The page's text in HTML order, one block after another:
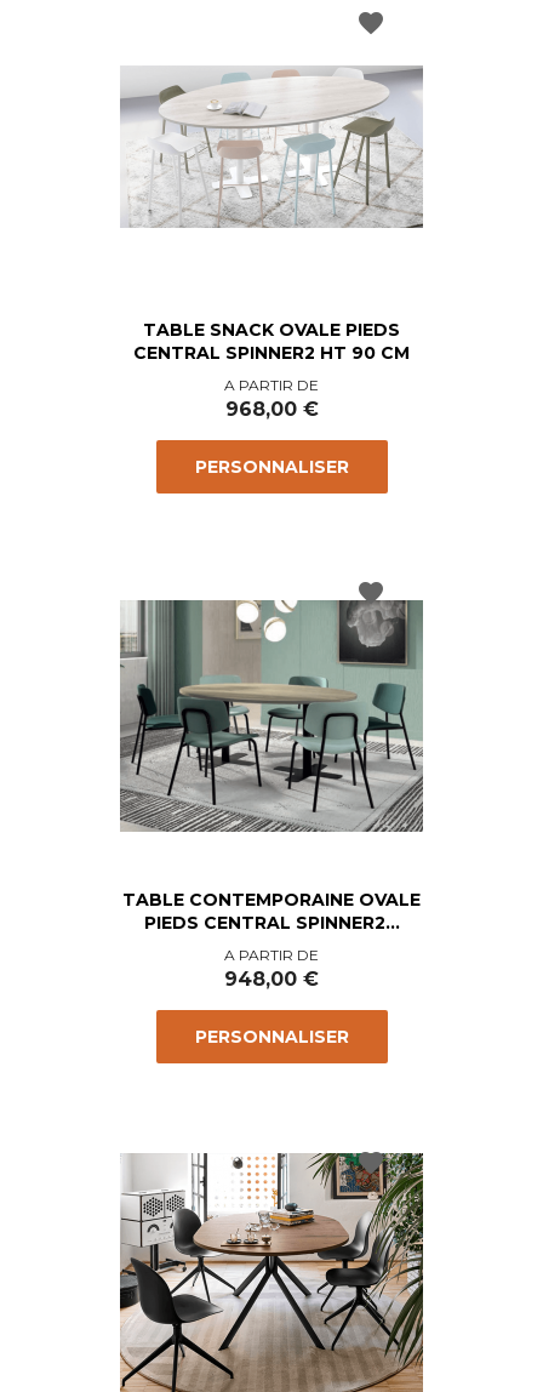
TABLE SNACK OVALE PIEDS
CENTRAL SPINNER2 HT 90 CM
Prix
A PARTIR DE
968,00 €
PERSONNALISER
favorite
TABLE CONTEMPORAINE OVALE
PIEDS CENTRAL SPINNER2...
Prix
A PARTIR DE
948,00 €
PERSONNALISER
favorite
favorite